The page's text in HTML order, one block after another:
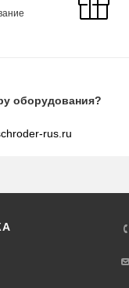
оборудования?
rus.ru